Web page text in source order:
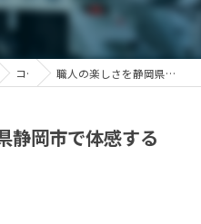
コラム 職人の楽しさを静岡県静岡市で体感する伝統工芸体験ガイド
静岡市で体感する